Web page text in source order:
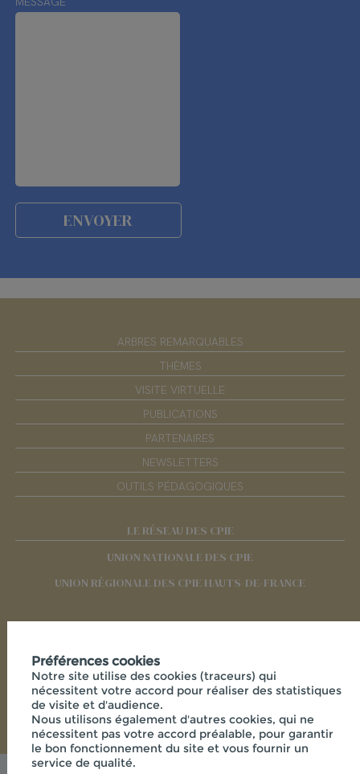
ARBRES REMARQUABLES
THÈMES
VISITE VIRTUELLE
PUBLICATIONS
PARTENAIRES
NEWSLETTERS
OUTILS PÉDAGOGIQUES
LE RÉSEAU DES CPIE
UNION NATIONALE DES CPIE
UNION RÉGIONALE DES CPIE HAUTS-DE-FRANCE
Préférences cookies
Notre site utilise des cookies (traceurs) qui
nécessitent votre accord pour réaliser des statistiques
de visite et d'audience.
Nous utilisons également d'autres cookies, qui ne
nécessitent pas votre accord préalable, pour garantir
le bon fonctionnement du site et vous fournir un
service de qualité.